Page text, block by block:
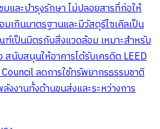
และบำรุงรักษา ไม่ปลอยสารที่ก่อให้
เกินมาตรฐานและมีวัสดุรีไซเคิลเป็น
เป็นมิตรกับสิ่งแวดล้อม เหมาะสำหรับ
สนับสนุนให้อาคารได้รับเครดิต LEED
ลดการใช้ทรัพยากรธรรมชาติ
งงานทั้งด้านขนส่งและระหว่างการ